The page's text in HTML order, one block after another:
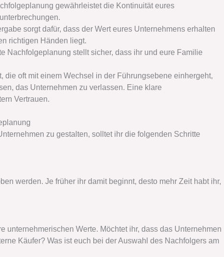
gewährleistet die Kontinuität eures
sorgt dafür, dass der Wert eures Unternehmens erhalten
richtigen Händen liegt.
Nachfolgeplanung stellt sicher, dass ihr und eure Familie
die oft mit einem Wechsel in der Führungsebene einhergeht,
das Unternehmen zu verlassen. Eine klare
Vertrauen.
zu gestalten, solltet ihr die folgenden Schritte
werden. Je früher ihr damit beginnt, desto mehr Zeit habt ihr,
unternehmerischen Werte. Möchtet ihr, dass das Unternehmen
Käufer? Was ist euch bei der Auswahl des Nachfolgers am